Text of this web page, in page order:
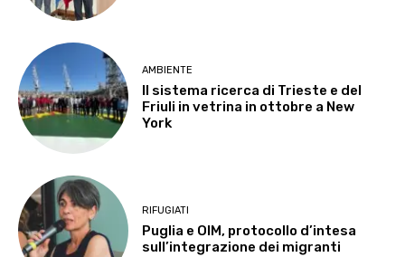
AMBIENTE
Il sistema ricerca di Trieste e del
Friuli in vetrina in ottobre a New
York
RIFUGIATI
Puglia e OIM, protocollo d’intesa
sull’integrazione dei migranti